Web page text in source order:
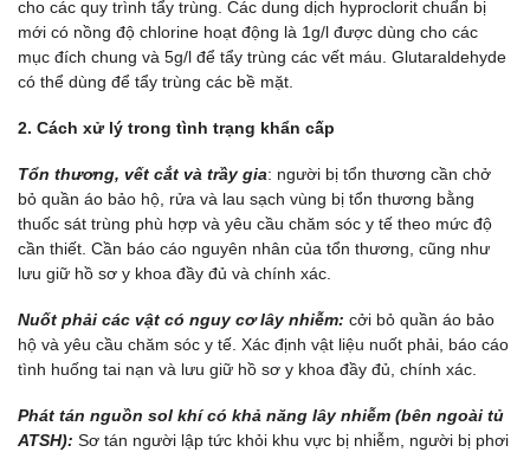
cho các quy trình tẩy trùng. Các dung dịch hyproclorit chuẩn bị
mới có nồng độ chlorine hoạt động là 1g/l được dùng cho các
mục đích chung và 5g/l để tẩy trùng các vết máu. Glutaraldehyde
có thể dùng để tẩy trùng các bề mặt.
2. Cách xử lý trong tình trạng khẩn cấp
Tổn thương, vết cắt và trầy gia: người bị tổn thương cần chở
bỏ quần áo bảo hộ, rửa và lau sạch vùng bị tổn thương bằng
thuốc sát trùng phù hợp và yêu cầu chăm sóc y tế theo mức độ
cần thiết. Cần báo cáo nguyên nhân của tổn thương, cũng như
lưu giữ hồ sơ y khoa đầy đủ và chính xác.
Nuốt phải các vật có nguy cơ lây nhiễm: cởi bỏ quần áo bảo
hộ và yêu cầu chăm sóc y tế. Xác định vật liệu nuốt phải, báo cáo
tình huống tai nạn và lưu giữ hồ sơ y khoa đầy đủ, chính xác.
Phát tán nguồn sol khí có khả năng lây nhiễm (bên ngoài tủ
ATSH): Sơ tán người lập tức khỏi khu vực bị nhiễm, người bị phơi